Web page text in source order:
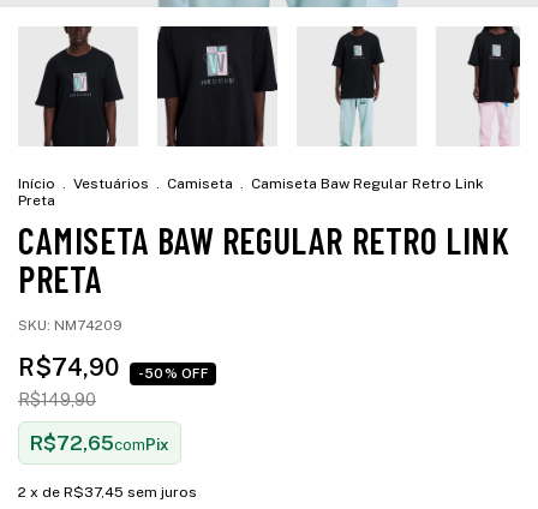
Início . Vestuários . Camiseta . Camiseta Baw Regular Retro Link
Preta
CAMISETA BAW REGULAR RETRO LINK
PRETA
SKU: NM74209
R$74,90 -50% OFF
R$149,90
R$72,65com Pix
2 x de R$37,45 sem juros